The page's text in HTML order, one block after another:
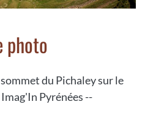
photo
du Pichaley sur le
Pyrénées --